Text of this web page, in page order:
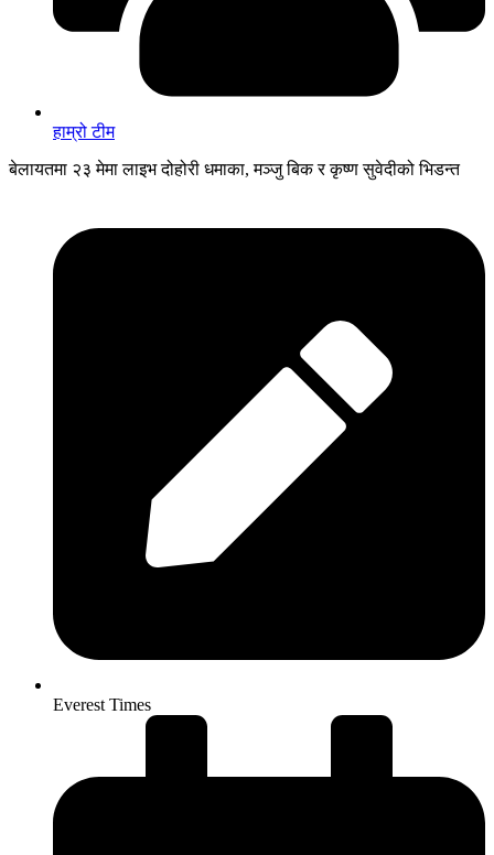
हाम्रो टीम
बेलायतमा २३ मेमा लाइभ दोहोरी धमाका, मञ्जु बिक र कृष्ण सुवेदीको भिडन्त
Everest Times